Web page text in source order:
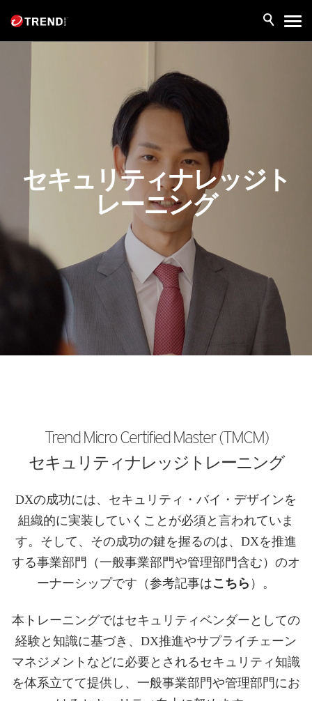
セキュリティナレッジト
レーニング
Trend Micro Certified Master (TMCM)
セキュリティナレッジトレーニング
DXの成功には、セキュリティ・バイ・デザインを
組織的に実装していくことが必須と言われていま
す。そして、その成功の鍵を握るのは、DXを推進
する事業部門（一般事業部門や管理部門含む）のオ
ーナーシップです（参考記事はこちら ）。
本トレーニングではセキュリティベンダーとしての
経験と知識に基づき、DX推進やサプライチェーン
マネジメントなどに必要とされるセキュリティ知識
を体系立てて提供し、一般事業部門や管理部門にお